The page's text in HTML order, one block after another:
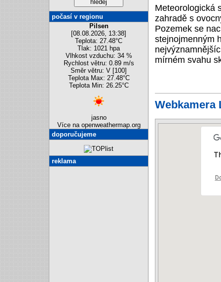
Meteorologická
zahradě s
Pozemek se
stejnojmenným
mírném svahu
Webkamera
počasí v regionu
Pilsen
[08.08.2026, 13:38]
Teplota: 27.48°C
Tlak: 1021 hpa
Vlhkost vzduchu: 34 %
Rychlost větru: 0.89 m/s
Směr větru: V [100]
Teplota Max: 27.48°C
Teplota Min: 26.25°C
jasno
Více na openweathermap.org
doporučujeme
reklama